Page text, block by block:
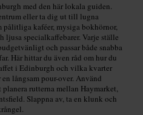
med den här lokala guiden.
eller ta dig ut till lugna
pålitliga kaféer, mysiga bokhörnor,
ljusa specialkaffebarer. Varje ställe
och passar både snabba
Här hittar du även råd om hur du
i Edinburgh och vilka kvarter
långsam pour-over. Använd
rutterna mellan Haymarket,
Slappna av, ta en klunk och